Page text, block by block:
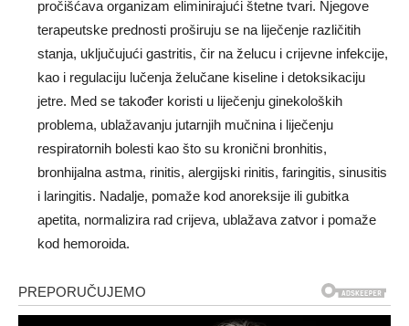
pročišćava organizam eliminirajući štetne tvari. Njegove
terapeutske prednosti proširuju se na liječenje različitih
stanja, uključujući gastritis, čir na želucu i crijevne infekcije,
kao i regulaciju lučenja želučane kiseline i detoksikaciju
jetre. Med se također koristi u liječenju ginekoloških
problema, ublažavanju jutarnjih mučnina i liječenju
respiratornih bolesti kao što su kronični bronhitis,
bronhijalna astma, rinitis, alergijski rinitis, faringitis, sinusitis
i laringitis. Nadalje, pomaže kod anoreksije ili gubitka
apetita, normalizira rad crijeva, ublažava zatvor i pomaže
kod hemoroida.